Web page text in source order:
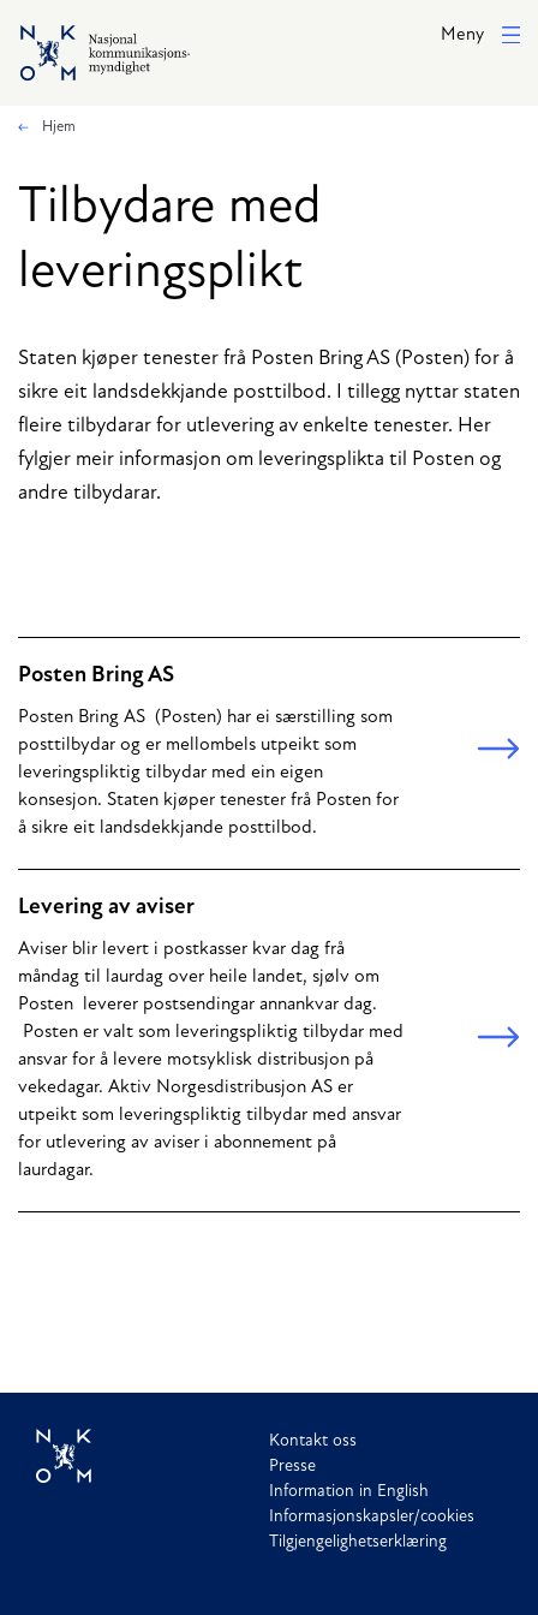
Hopp til hovedinnhold
Meny
Hjem
Tilbydare med
leveringsplikt
Staten kjøper tenester frå Posten Bring AS (Posten) for å
sikre eit landsdekkjande posttilbod. I tillegg nyttar staten
fleire tilbydarar for utlevering av enkelte tenester. Her
fylgjer meir informasjon om leveringsplikta til Posten og
andre tilbydarar.
Posten Bring AS
Posten Bring AS (Posten) har ei særstilling som
posttilbydar og er mellombels utpeikt som
leveringspliktig tilbydar med ein eigen
konsesjon. Staten kjøper tenester frå Posten for
å sikre eit landsdekkjande posttilbod.
Levering av aviser
Aviser blir levert i postkasser kvar dag frå
måndag til laurdag over heile landet, sjølv om
Posten leverer postsendingar annankvar dag.
Posten er valt som leveringspliktig tilbydar med
ansvar for å levere motsyklisk distribusjon på
vekedagar. Aktiv Norgesdistribusjon AS er
utpeikt som leveringspliktig tilbydar med ansvar
for utlevering av aviser i abonnement på
laurdagar.
Kontakt oss
Presse
Information in English
Informasjonskapsler/cookies
Tilgjengelighetserklæring